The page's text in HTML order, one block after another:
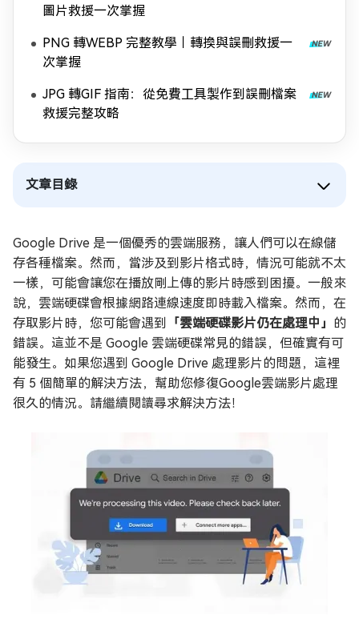
圖片救援一次掌握
PNG 轉WEBP 完整教學｜轉換與誤刪救援一
次掌握
JPG 轉GIF 指南：從免費工具製作到誤刪檔案
救援完整攻略
文章目錄
Google Drive 是一個優秀的雲端服務，讓人們可以在線儲
存各種檔案。然而，當涉及到影片格式時，情況可能就不太
一樣，可能會讓您在播放剛上傳的影片時感到困擾。一般來
說，雲端硬碟會根據網路連線速度即時載入檔案。然而，在
存取影片時，您可能會遇到
「雲端硬碟影片仍在處理中」 的
錯誤。這並不是 Google 雲端硬碟常見的錯誤，但確實有可
能發生。如果您遇到 Google Drive 處理影片的問題，這裡
有 5 個簡單的解決方法，幫助您修復Google雲端影片處理
很久的情況。請繼續閱讀尋求解決方法！